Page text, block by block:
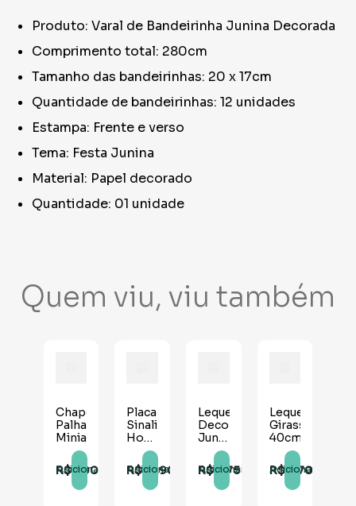
Produto: Varal de Bandeirinha Junina Decorada
Comprimento total: 280cm
Tamanho das bandeirinhas: 20 x 17cm
Quantidade de bandeirinhas: 12 unidades
Estampa: Frente e verso
Tema: Festa Junina
Material: Papel decorado
Quantidade: 01 unidade
Quem viu, viu também
Chapéu
Palha
Miniatura
R$1,00
Adicionar
Placa
Sinalizadoras
Homi
Muié
Arraiá
- 02
R$12,90
Adicionar
Leque
Decorativo
Junino
50cm
R$8,75
Adicionar
Leque
Girassol
40cm
R$8,70
Adicionar